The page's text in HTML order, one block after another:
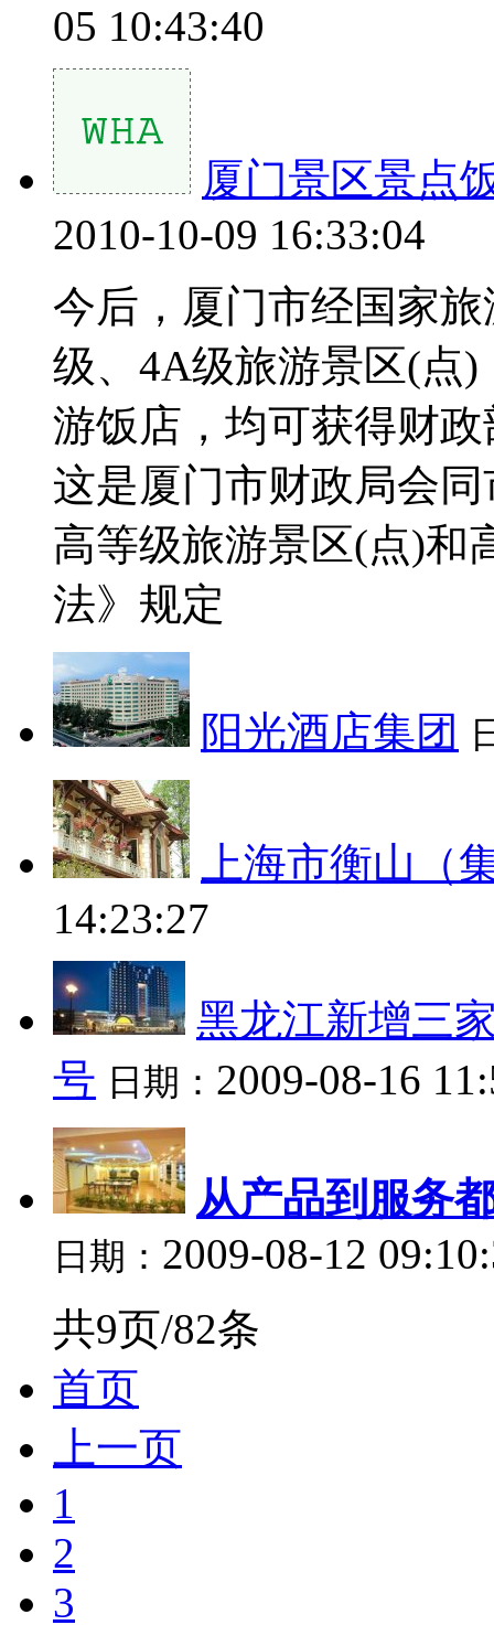
05 10:43:40
厦门景区景点
2010-10-09 16:33:04
今后，厦门市经国家
级、4A级旅游景区(点
游饭店，均可获得财
这是厦门市财政局会
高等级旅游景区(点)和
法》规定
阳光酒店集团
上海市衡山（
14:23:27
黑龙江新增三
号 日期： 2009-08-16
从产品到服务
日期： 2009-08-12
共9页/82条
首页
上一页
1
2
3